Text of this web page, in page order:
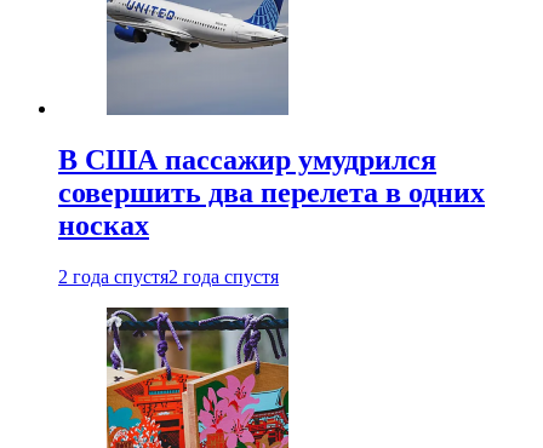
В США пассажир умудрился
совершить два перелета в одних
носках
2 года спустя2 года спустя